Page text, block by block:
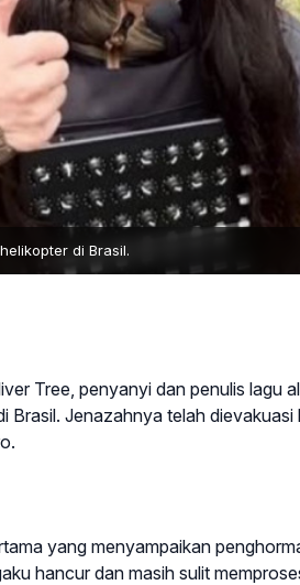
di Brasil.
Tree, penyanyi dan penulis lagu
Brasil. Jenazahnya telah dievakuasi
yang menyampaikan
hancur dan masih sulit